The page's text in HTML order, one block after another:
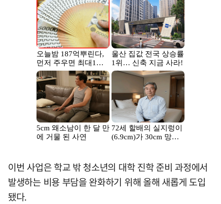
이번 사업은 학교 밖 청소년의 대학 진학 준비 과정에서
발생하는 비용 부담을 완화하기 위해 올해 새롭게 도입
됐다.